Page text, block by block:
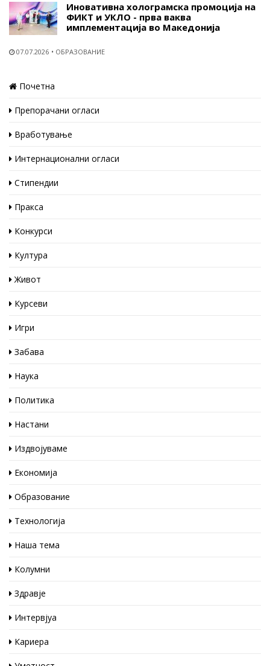
Иновативна холограмска промоција на
ФИКТ и УКЛО - прва ваква
имплементација во Македонија
07.07.2026 ОБРАЗОВАНИЕ
Почетна
Препорачани огласи
Вработување
Интернационални огласи
Стипендии
Пракса
Конкурси
Култура
Живот
Курсеви
Игри
Забава
Наука
Политика
Настани
Издвојуваме
Економија
Образование
Технологија
Наша тема
Колумни
Здравје
Интервјуа
Кариера